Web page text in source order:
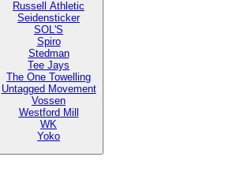
Russell Athletic
Seidensticker
SOL'S
Spiro
Stedman
Tee Jays
The One Towelling
Untagged Movement
Vossen
Westford Mill
WK
Yoko